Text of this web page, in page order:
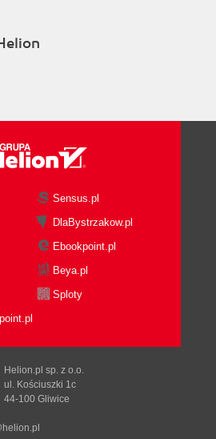
Sensus.pl
DlaBystrzakow.pl
Ebookpoint.pl
Beya.pl
Sploty
Helion.pl sp. z o.o.
ul. Kościuszki 1c
44-100 Gliwice